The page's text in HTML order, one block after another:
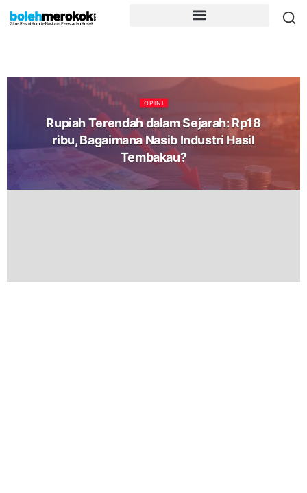
OPINI
Rupiah Terendah dalam Sejarah: Rp18
ribu, Bagaimana Nasib Industri Hasil
Tembakau?